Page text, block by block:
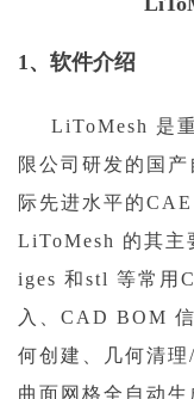
1、 软件介绍
LiToMesh 是
限公司研发的国
际先进水平的CAE
LiToMesh 的其主
iges 和stl 等常用
入、 CAD BOM
何创建、几何清
曲面网格全自动